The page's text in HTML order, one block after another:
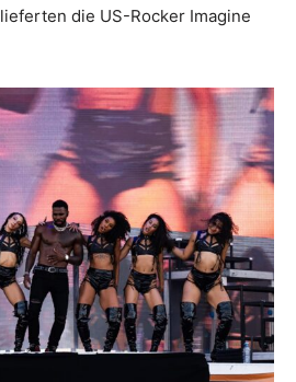
die US-Rocker Imagine